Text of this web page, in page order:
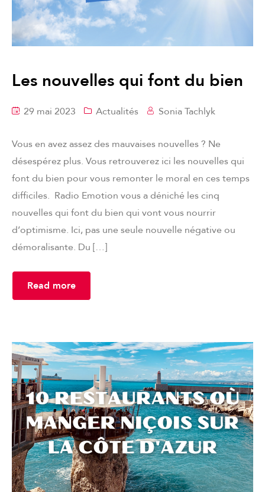
Les nouvelles qui font du bien
29 mai 2023 Actualités Sonia Tachlyk
Vous en avez assez des mauvaises nouvelles ? Ne
désespérez plus. Vous retrouverez ici les nouvelles qui
font du bien pour vous remonter le moral en ces temps
difficiles. Radio Emotion vous a déniché les cinq
nouvelles qui font du bien qui vont vous nourrir
d’optimisme. Ici, pas une seule nouvelle négative ou
démoralisante. Du […]
Read more